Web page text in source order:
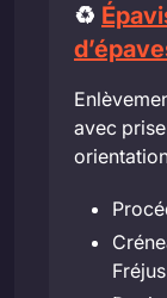
♻️
avec
Fréjus